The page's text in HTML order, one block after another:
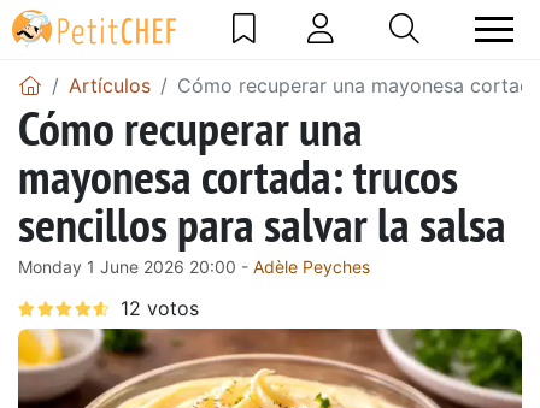
Artículos Cómo recuperar una mayonesa
Cómo recuperar una
mayonesa cortada: trucos
sencillos para salvar la salsa
Monday 1 June 2026 20:00 - Adèle Peyches